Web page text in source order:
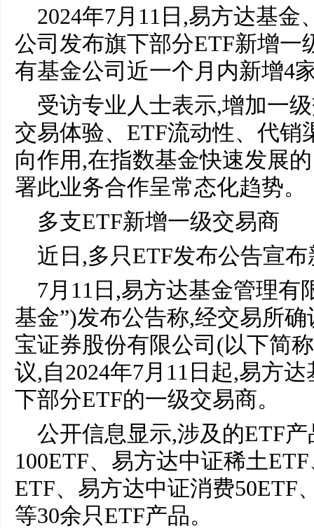
2024年7月11日,易方达基
公司发布旗下部分ETF新增一
有基金公司近一个月内新增4
受访专业人士表示,增加一
交易体验、ETF流动性、代销
向作用,在指数基金快速发展
署此业务合作呈常态化趋势。
多支ETF新增一级交易商
近日,多只ETF发布公告宣
7月11日,易方达基金管理有
基金”)发布公告称,经交易所
宝证券股份有限公司(以下简
议,自2024年7月11日起,易方
下部分ETF的一级交易商。
公开信息显示,涉及的ETF
100ETF、易方达中证稀土
ETF、易方达中证消费50ETF
等30余只ETF产品。